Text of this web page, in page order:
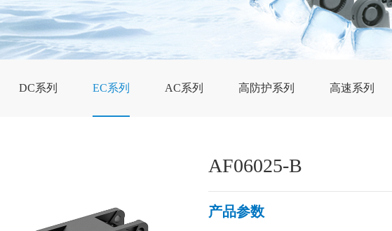
DC系列 EC系列 AC系列 高防护系列 高速系列
AF06025-B
产品参数